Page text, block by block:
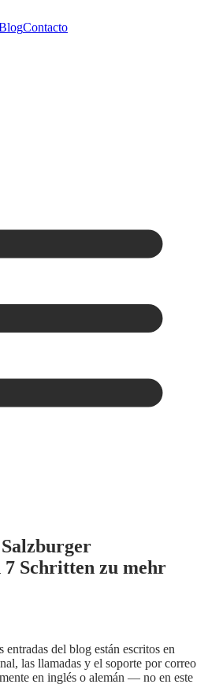
Contacto
Schritten zu mehr
del blog están escritos en
las llamadas y el soporte por correo
en inglés o alemán — no en este